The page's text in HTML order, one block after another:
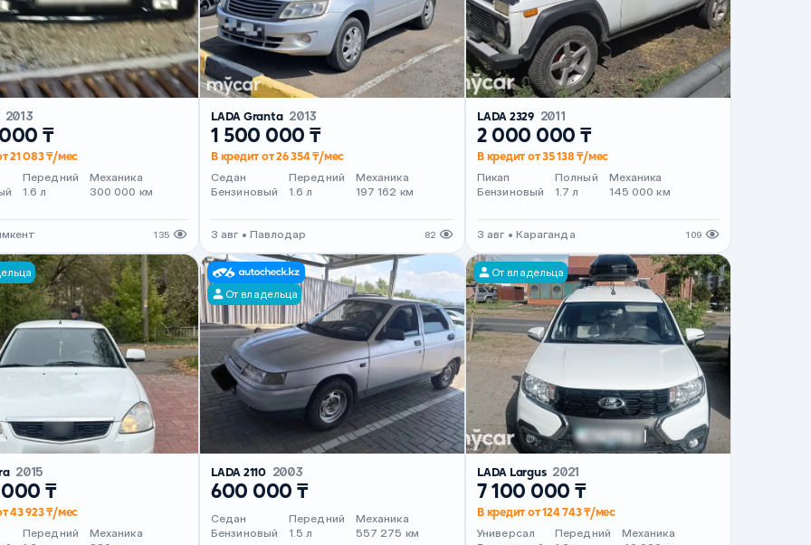
2013
₸
21 083 ₸/мес
Передний
1.6 л
Механика
300 000 км
135
LADA Granta 2013
1 500 000 ₸
В кредит от 26 354 ₸/мес
Седан
Бензиновый
Передний
1.6 л
Механика
197 162 км
3 авг • Павлодар 82
LADA 2329 2011
2 000 000 ₸
В кредит от 35 138 ₸/мес
Пикап
Бензиновый
Полный
1.7 л
Механика
145 000 км
3 авг • Караганда 109
2015
₸
43 923 ₸/мес
Передний
Механика
От владельца
LADA 2110 2003
600 000 ₸
Седан
Бензиновый
Передний
1.5 л
Механика
557 275 км
От владельца
LADA Largus 2021
7 100 000 ₸
В кредит от 124 743 ₸/мес
Универсал
Передний
Механика